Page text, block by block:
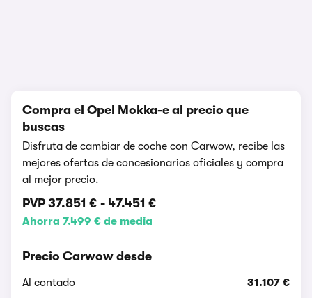
Compra el Opel Mokka-e al precio que
buscas
Disfruta de cambiar de coche con Carwow, recibe las
mejores ofertas de concesionarios oficiales y compra
al mejor precio.
PVP 37.851 € - 47.451 €
Ahorra 7.499 € de media
Precio Carwow desde
Al contado 31.107 €